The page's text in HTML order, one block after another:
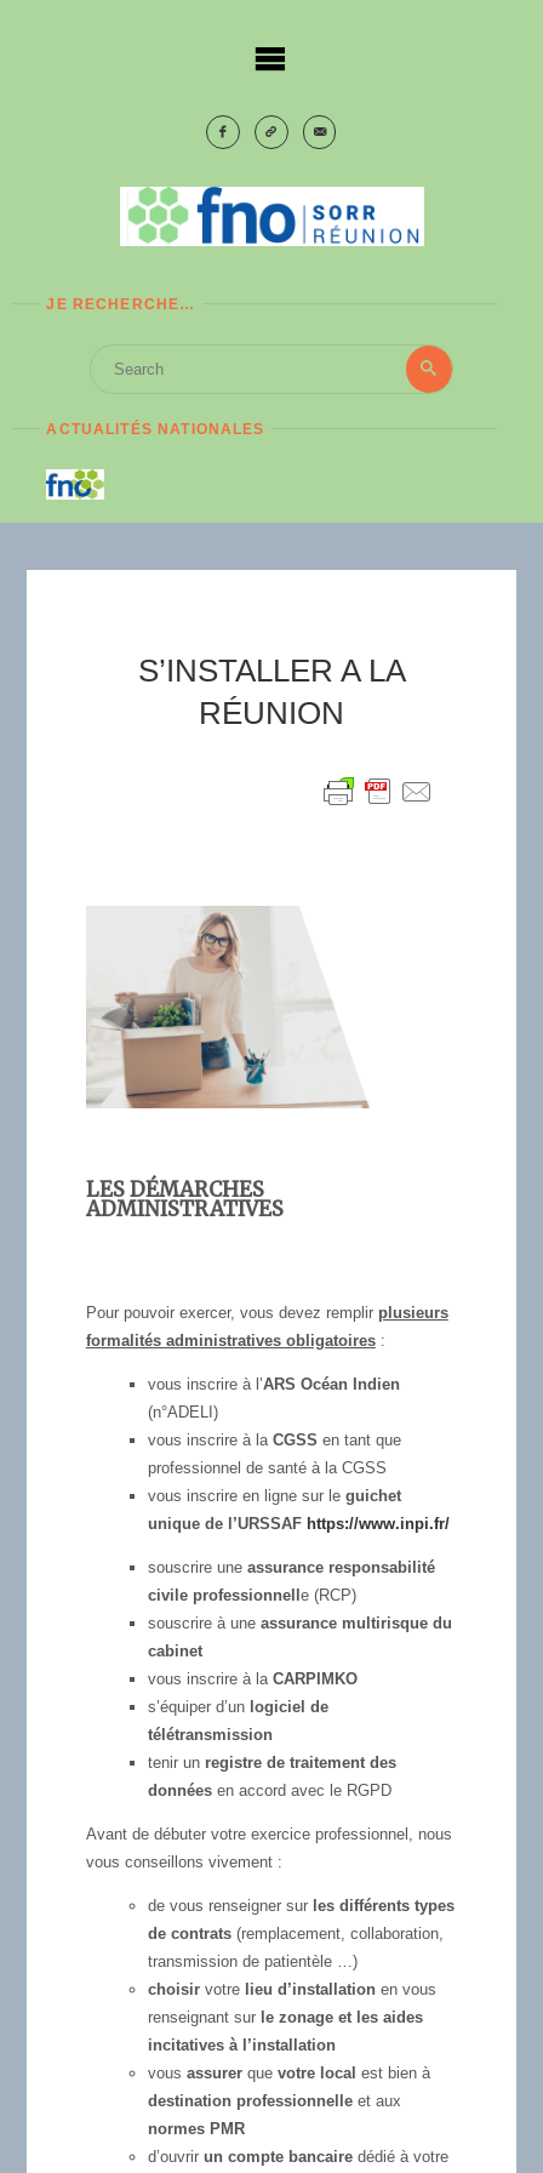
JE RECHERCHE…
Search
Search
ACTUALITÉS NATIONALES
S’INSTALLER A LA
RÉUNION
LES DÉMARCHES
ADMINISTRATIVES
Pour pouvoir exercer, vous devez remplir plusieurs
formalités administratives obligatoires :
vous inscrire à l’ARS Océan Indien
(n°ADELI)
vous inscrire à la CGSS en tant que
professionnel de santé à la CGSS
vous inscrire en ligne sur le guichet
unique de l’URSSAF https://www.inpi.fr/
souscrire une assurance responsabilité
civile professionnell e (RCP)
souscrire à une assurance multirisque du
cabinet
vous inscrire à la CARPIMKO
s’équiper d’un logiciel de
télétransmission
tenir un registre de traitement des
donnéesen accord avec le RGPD
Avant de débuter votre exercice professionnel, nous
vous conseillons vivement :
de vous renseigner sur les différents types
de contrats(remplacement, collaboration,
transmission de patientèle …)
choisirvotre lieu d’installationen vous
renseignant sur le zonage et les aides
incitatives à l’installation
vous assurerque votre local est bien à
destination professionnelleet aux
normes PMR
d’ouvrir un compte bancairedédié à votre